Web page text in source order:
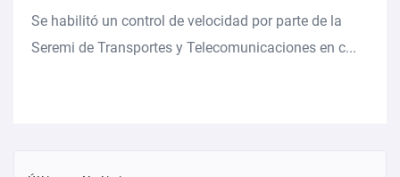
Se habilitó un control de velocidad por parte de la
Seremi de Transportes y Telecomunicaciones en c...